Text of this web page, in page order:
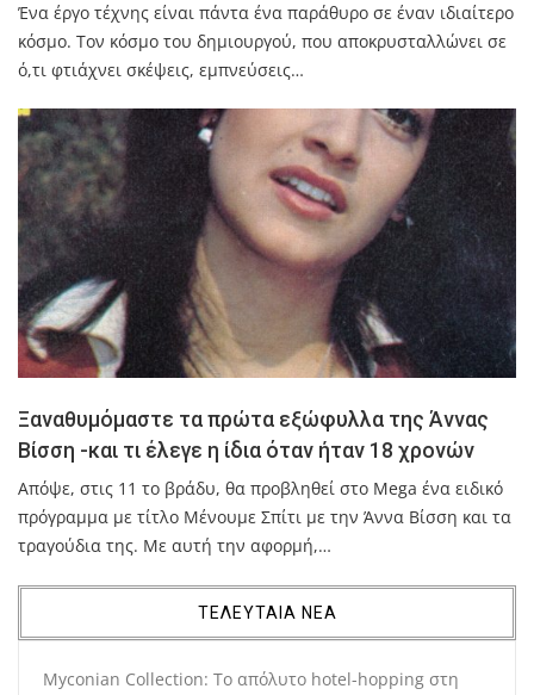
Ένα έργο τέχνης είναι πάντα ένα παράθυρο σε έναν ιδιαίτερο
κόσµο. Τον κόσµο του δηµιουργού, που αποκρυσταλλώνει σε
ό,τι φτιάχνει σκέψεις, εµπνεύσεις…
Ξαναθυμόμαστε τα πρώτα εξώφυλλα της Άννας
Βίσση -και τι έλεγε η ίδια όταν ήταν 18 χρονών
Απόψε, στις 11 το βράδυ, θα προβληθεί στο Mega ένα ειδικό
πρόγραμμα με τίτλο Μένουμε Σπίτι με την Άννα Βίσση και τα
τραγούδια της. Με αυτή την αφορμή,…
ΤΕΛΕΥΤΑΙΑ ΝΕΑ
Myconian Collection: Το απόλυτο hotel-hopping στη